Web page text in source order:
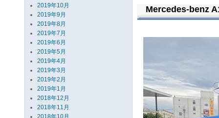
2019年10月
2019年9月
2019年8月
2019年7月
2019年6月
2019年5月
2019年4月
2019年3月
2019年2月
2019年1月
2018年12月
2018年11月
2018年10月
Mercedes-benz